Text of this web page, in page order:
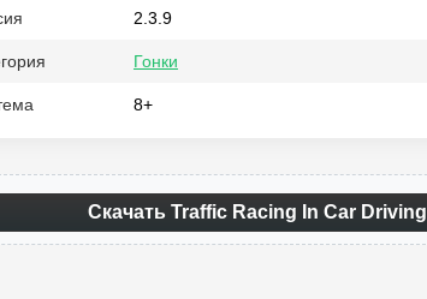
2.3.9
Гонки
8+
Скачать Traffic Racing In Car